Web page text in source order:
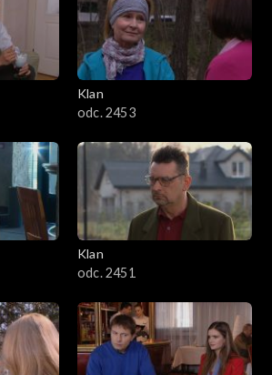
Klan
odc. 2453
Klan
odc. 2451